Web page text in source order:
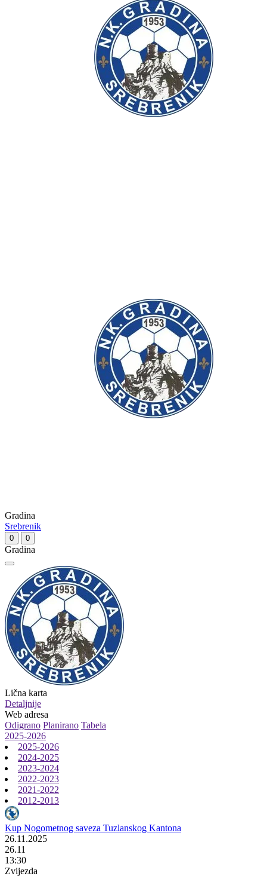
Gradina
Srebrenik
0 0
Gradina
Lična karta
Detaljnije
Web adresa
Odigrano Planirano Tabela
2025-2026
2025-2026
2024-2025
2023-2024
2022-2023
2021-2022
2012-2013
Kup Nogometnog saveza Tuzlanskog Kantona
26.11.2025
26.11
13:30
Zvijezda